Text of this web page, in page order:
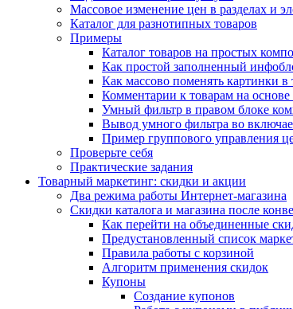
Массовое изменение цен в разделах и
Каталог для разнотипных товаров
Примеры
Каталог товаров на простых
Как простой заполненный
Как массово поменять картинки в
Комментарии к товарам на
Умный фильтр в правом блоке
Вывод умного фильтра во
Пример группового управления
Проверьте себя
Практические задания
Товарный маркетинг: скидки и акции
Два режима работы Интернет-магазина
Скидки каталога и магазина после
Как перейти на объединенные
Предустановленный список
Правила работы с корзиной
Алгоритм применения скидок
Купоны
Создание купонов